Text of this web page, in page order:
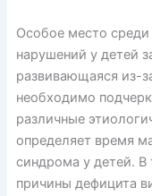
Особое место
нарушений у детей
развивающаяся из-
необходимо
различные
определяет время
синдрома у детей. В
причины дефицита